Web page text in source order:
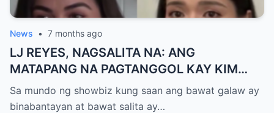
News • 7 months ago
LJ REYES, NAGSALITA NA: ANG
MATAPANG NA PAGTANGGOL KAY KIM
CHUI AT ANG REBELASYON TUNGKOL
KAY AKI
Sa mundo ng showbiz kung saan ang bawat galaw ay
binabantayan at bawat salita ay…